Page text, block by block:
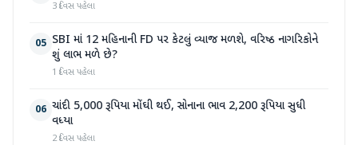
3 દિવસ પહેલા
05 SBI માં 12 મહિનાની FD પર કેટલું વ્યાજ મળશે, વરિષ્ઠ નાગરિકોને
શું લાભ મળે છે?
1 દિવસ પહેલા
06 ચાંદી 5,000 રૂપિયા મોંઘી થઈ, સોનાના ભાવ 2,200 રૂપિયા સુધી
વધ્યા
2 દિવસ પહેલા